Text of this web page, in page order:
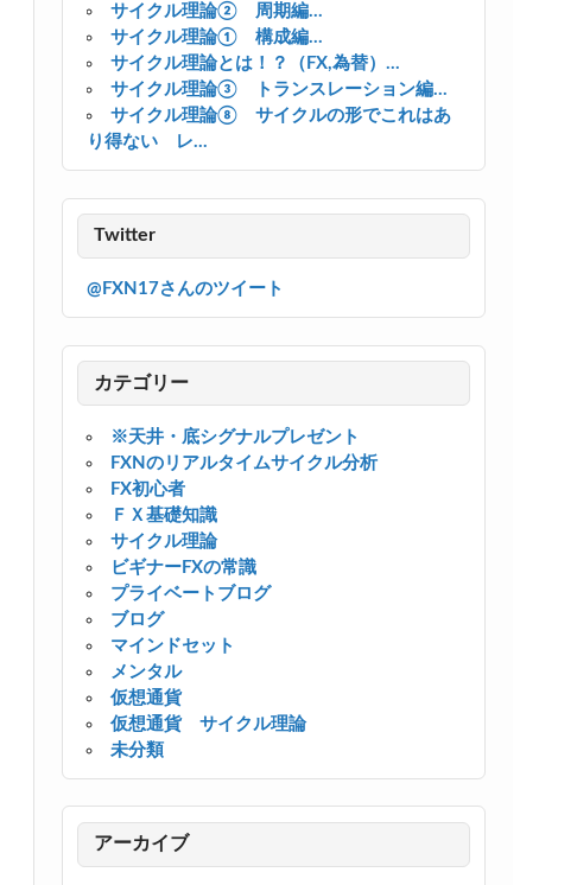
サイクル理論② 周期編...
サイクル理論① 構成編...
サイクル理論とは！？（FX,為替）...
サイクル理論③ トランスレーション編...
サイクル理論⑧ サイクルの形でこれはあ
り得ない レ...
Twitter
@FXN17さんのツイート
カテゴリー
※天井・底シグナルプレゼント
FXNのリアルタイムサイクル分析
FX初心者
ＦＸ基礎知識
サイクル理論
ビギナーFXの常識
プライベートブログ
ブログ
マインドセット
メンタル
仮想通貨
仮想通貨 サイクル理論
未分類
アーカイブ